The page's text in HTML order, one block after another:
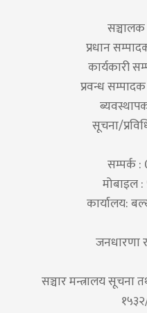
सञ्चालक
प्रधान
कार्यकारी
प्रवन्ध
सूचना/
सम्पर्क
मोबाइल
कार्यालय:
जनधारणा
सञ्चार मन्त्रालय सूचना